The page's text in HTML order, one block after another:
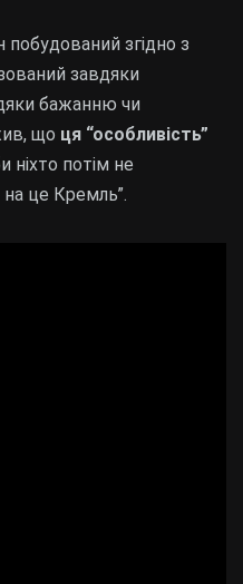
згідно з
завдяки
бажанню чи
що ця “особливість”
ніхто потім не
на це Кремль”.